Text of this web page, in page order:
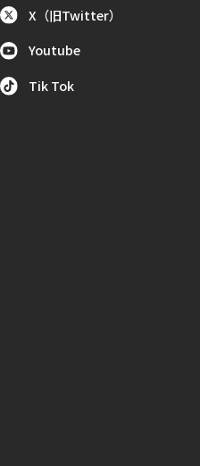
X（旧Twitter）
Youtube
Tik Tok